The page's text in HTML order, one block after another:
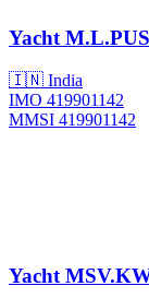
Yacht
🇮🇳 India
IMO 419901142
MMSI 419901142
Yacht